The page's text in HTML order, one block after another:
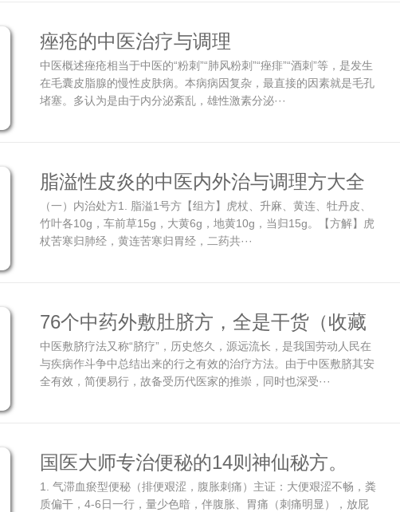
痤疮的中医治疗与调理
中医概述痤疮相当于中医的“粉刺”“肺风粉刺”“痤痱”“酒刺”等，是发生
在毛囊皮脂腺的慢性皮肤病。本病病因复杂，最直接的因素就是毛孔
堵塞。多认为是由于内分泌紊乱，雄性激素分泌···
脂溢性皮炎的中医内外治与调理方大全
（一）内治处方1. 脂溢1号方【组方】虎杖、升麻、黄连、牡丹皮、
竹叶各10g，车前草15g，大黄6g，地黄10g，当归15g。【方解】虎
杖苦寒归肺经，黄连苦寒归胃经，二药共···
76个中药外敷肚脐方，全是干货（收藏
版）
中医敷脐疗法又称“脐疗”，历史悠久，源远流长，是我国劳动人民在
与疾病作斗争中总结出来的行之有效的治疗方法。由于中医敷脐其安
全有效，简便易行，故备受历代医家的推崇，同时也深受···
国医大师专治便秘的14则神仙秘方。
（辨证精准，方效显著）务必珍藏！
1. 气滞血瘀型便秘（排便艰涩，腹胀刺痛）主证：大便艰涩不畅，粪
质偏干，4-6日一行，量少色暗，伴腹胀、胃痛（刺痛明显），放屁